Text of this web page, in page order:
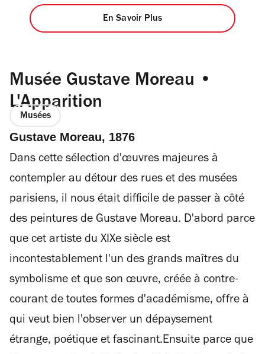
En Savoir Plus
Musée Gustave Moreau •
L'Apparition
Musées
Gustave Moreau, 1876
Dans cette sélection d'œuvres majeures à
contempler au détour des rues et des musées
parisiens, il nous était difficile de passer à côté
des peintures de Gustave Moreau. D'abord parce
que cet artiste du XIXe siècle est
incontestablement l'un des grands maîtres du
symbolisme et que son œuvre, créée à contre-
courant de toutes formes d'académisme, offre à
qui veut bien l'observer un dépaysement
étrange, poétique et fascinant.Ensuite parce que